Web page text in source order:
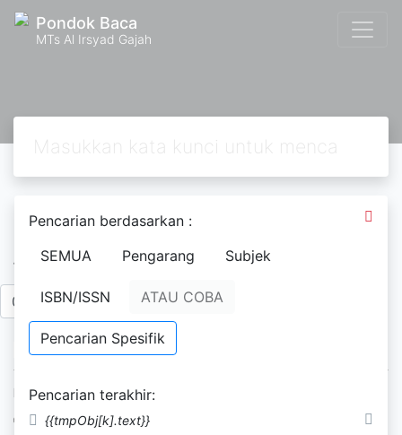
Pondok Baca
MTs Al Irsyad Gajah
Pencarian berdasarkan :
SEMUA
Pengarang Subjek
ISBN/ISSN ATAU COBA
Pencarian Spesifik
Pencarian terakhir:
{{tmpObj[k].text}}
Ditapis dengan
Tahun Penerbitan
To
Ketersediaan
Tersedia di Rak